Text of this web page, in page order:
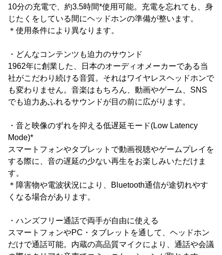
10分の充電で、約3.5時間*使用可能。充電を忘れても、身
じたくをしている間にヘッドホンの準備が整います。
＊使用条件により異なります。
・どんなコンテンツも迫力のサウンド
1962年に創業した、日本のオーディオメーカーである当
社がこだわり続ける音質。それはワイヤレスヘッドホンで
も変わりません。音楽はもちろん、動画やゲーム、SNS
でも迫力あふれるサウンドが目の前に広がります。
・音と映像のずれを抑える低遅延モード(Low Latency
Mode)*
スマートフォンやタブレットで動画視聴やゲームプレイを
する際に、音の遅延の少ない再生をお楽しみいただけま
す。
＊障害物や電波状況により、Bluetooth通信が途切れやす
くなる場合があります。
・ハンズフリー通話で両手が自由に使える
スマートフォンやPC・タブレットを通して、ヘッドホン
だけで通話可能。内蔵の高品質マイクにより、通話や会議